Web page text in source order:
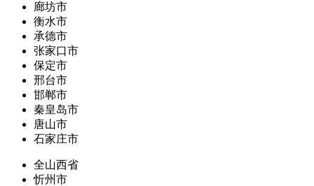
廊坊市
衡水市
承德市
张家口市
保定市
邢台市
邯郸市
秦皇岛市
唐山市
石家庄市
全山西省
忻州市